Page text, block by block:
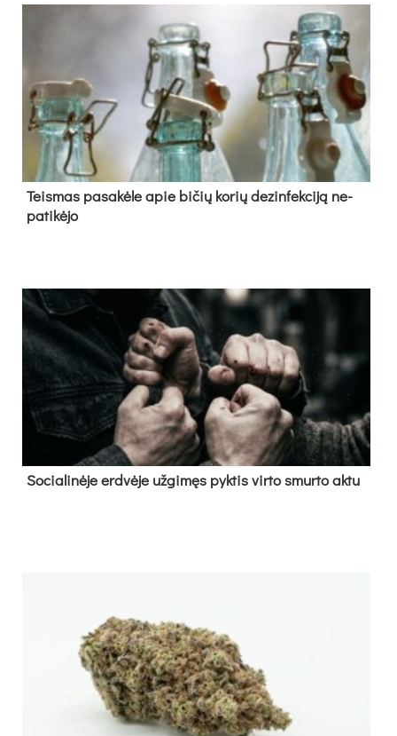
Teis­mas pa­sa­kė­le apie bi­čių ko­rių de­zin­fek­ci­ją ne­
pa­ti­kė­jo
So­cia­li­nė­je erd­vė­je už­gi­męs pyk­tis vir­to smur­to ak­tu